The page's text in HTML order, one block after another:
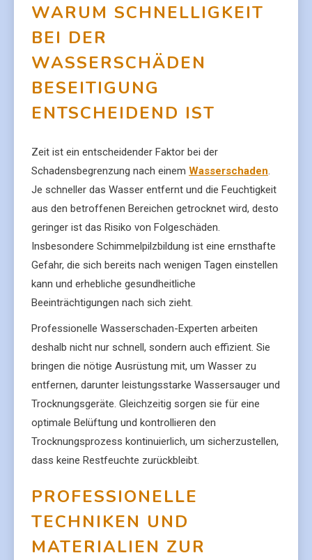
WARUM SCHNELLIGKEIT
BEI DER
WASSERSCHÄDEN
BESEITIGUNG
ENTSCHEIDEND IST
Zeit ist ein entscheidender Faktor bei der
Schadensbegrenzung nach einem Wasserschaden.
Je schneller das Wasser entfernt und die Feuchtigkeit
aus den betroffenen Bereichen getrocknet wird, desto
geringer ist das Risiko von Folgeschäden.
Insbesondere Schimmelpilzbildung ist eine ernsthafte
Gefahr, die sich bereits nach wenigen Tagen einstellen
kann und erhebliche gesundheitliche
Beeinträchtigungen nach sich zieht.
Professionelle Wasserschaden-Experten arbeiten
deshalb nicht nur schnell, sondern auch effizient. Sie
bringen die nötige Ausrüstung mit, um Wasser zu
entfernen, darunter leistungsstarke Wassersauger und
Trocknungsgeräte. Gleichzeitig sorgen sie für eine
optimale Belüftung und kontrollieren den
Trocknungsprozess kontinuierlich, um sicherzustellen,
dass keine Restfeuchte zurückbleibt.
PROFESSIONELLE
TECHNIKEN UND
MATERIALIEN ZUR